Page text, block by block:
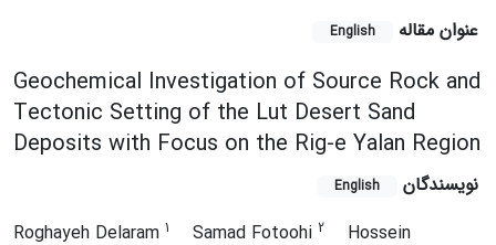
عنوان مقاله English
Geochemical Investigation of Source Rock and
Tectonic Setting of the Lut Desert Sand
Deposits with Focus on the Rig-e Yalan Region
نویسندگان English
Roghayeh Delaram 1 Samad Fotoohi 2
Hossein